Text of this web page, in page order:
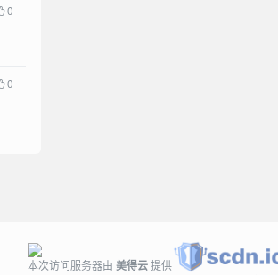
0
0
本次访问服务器由 美得云提供